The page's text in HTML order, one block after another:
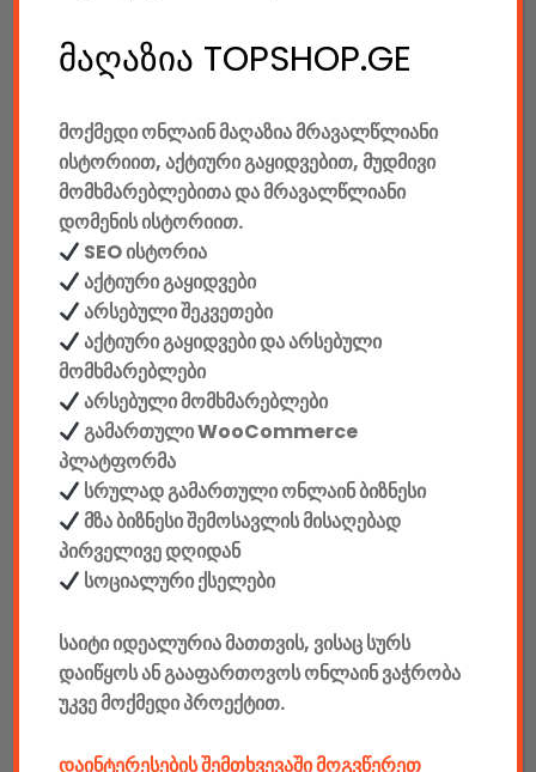
აღწერა დამატებითი ინფორმაცია
ᲐᲦᲬᲔᲠᲐ
მწარმოებელი: A4TECH
ინტერფეისი: USB
ენა: ინგლისური
ღილაკების რაოდენობა: 98
კაბელის სიგრძე: 1,8 მ
სვიჩები: BLMS Red
Polling rate: 1000 ჰც
ფერი: თეთრი / RGB
Facebook კომენტარები
მაღაზია TOPSHOP.GE
მოქმედი ონლაინ მაღაზია მრავალწლიანი
ისტორიით, აქტიური გაყიდვებით, მუდმივი
მომხმარებლებითა და მრავალწლიანი
დომენის ისტორიით.
SEO ისტორია
აქტიური გაყიდვები
არსებული შეკვეთები
აქტიური გაყიდვები და არსებული
მომხმარებლები
არსებული მომხმარებლები
გამართული WooCommerce
პლატფორმა
სრულად გამართული ონლაინ ბიზნესი
მზა ბიზნესი შემოსავლის მისაღებად
პირველივე დღიდან
სოციალური ქსელები
საიტი იდეალურია მათთვის, ვისაც სურს
დაიწყოს ან გააფართოვოს ონლაინ ვაჭრობა
უკვე მოქმედი პროექტით.
დაინტერესების შემთხვევაში მოგვწერეთ